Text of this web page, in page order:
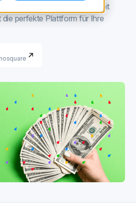
nicht TikTok? Seine Beliebtheit
perfekte Plattform für Ihre